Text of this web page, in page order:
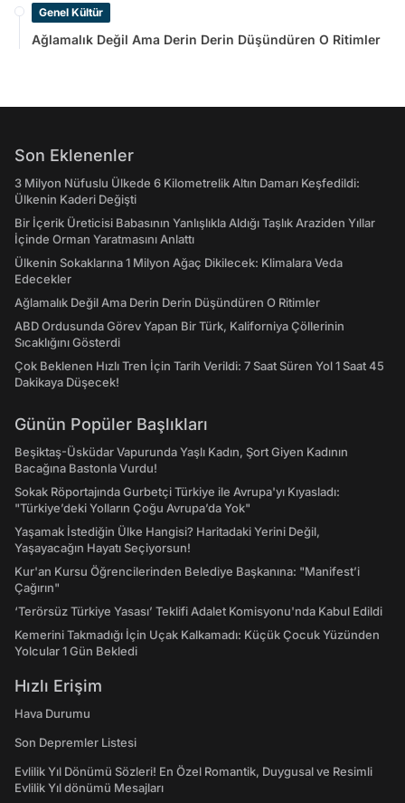
Genel Kültür
Ağlamalık Değil Ama Derin Derin Düşündüren O Ritimler
Son Eklenenler
3 Milyon Nüfuslu Ülkede 6 Kilometrelik Altın Damarı Keşfedildi:
Ülkenin Kaderi Değişti
Bir İçerik Üreticisi Babasının Yanlışlıkla Aldığı Taşlık Araziden Yıllar
İçinde Orman Yaratmasını Anlattı
Ülkenin Sokaklarına 1 Milyon Ağaç Dikilecek: Klimalara Veda
Edecekler
Ağlamalık Değil Ama Derin Derin Düşündüren O Ritimler
ABD Ordusunda Görev Yapan Bir Türk, Kaliforniya Çöllerinin
Sıcaklığını Gösterdi
Çok Beklenen Hızlı Tren İçin Tarih Verildi: 7 Saat Süren Yol 1 Saat 45
Dakikaya Düşecek!
Günün Popüler Başlıkları
Beşiktaş-Üsküdar Vapurunda Yaşlı Kadın, Şort Giyen Kadının
Bacağına Bastonla Vurdu!
Sokak Röportajında Gurbetçi Türkiye ile Avrupa'yı Kıyasladı:
"Türkiye’deki Yolların Çoğu Avrupa’da Yok"
Yaşamak İstediğin Ülke Hangisi? Haritadaki Yerini Değil,
Yaşayacağın Hayatı Seçiyorsun!
Kur'an Kursu Öğrencilerinden Belediye Başkanına: "Manifest’i
Çağırın"
‘Terörsüz Türkiye Yasası’ Teklifi Adalet Komisyonu'nda Kabul Edildi
Kemerini Takmadığı İçin Uçak Kalkamadı: Küçük Çocuk Yüzünden
Yolcular 1 Gün Bekledi
Hızlı Erişim
Hava Durumu
Son Depremler Listesi
Evlilik Yıl Dönümü Sözleri! En Özel Romantik, Duygusal ve Resimli
Evlilik Yıl dönümü Mesajları